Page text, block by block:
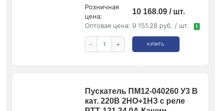
Розничная
цена:
10 168.09 / шт.
Оптовая цена: 9 151.28 руб. / шт. !
- + КУПИТЬ
Пускатель ПМ12-040260 У3 В
кат. 220В 2НО+1НЗ с реле